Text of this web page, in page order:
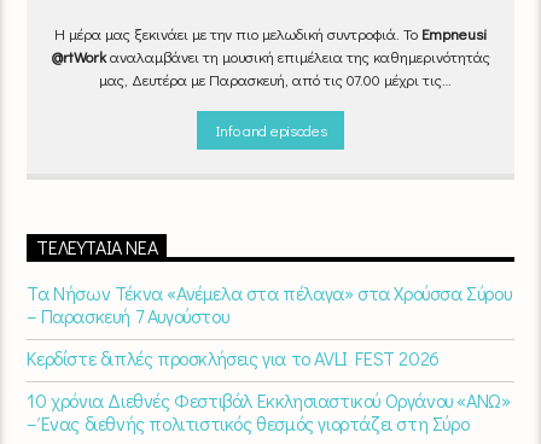
Η μέρα μας ξεκινάει με την πιο μελωδική συντροφιά. Το Empneusi
@rtWorkαναλαμβάνει τη μουσική επιμέλεια της καθημερινότητάς
μας, Δευτέρα με Παρασκευή, από τις 07.00 μέχρι τις
εναλλάσσονται αρμονικά, θυμίζοντάς μας πως δουλειά και
Καθημερινά(Δευτέρα-Παρασκευή)
Info and episodes
ΤΕΛΕΥΤΑΊΑ ΝΈΑ
Τα Νήσων Τέκνα «Ανέμελα στα πέλαγα» στα Χρούσσα Σύρου
– Παρασκευή 7 Αυγούστου
Κερδίστε διπλές προσκλήσεις για το AVLI FEST 2026
10 χρόνια Διεθνές Φεστιβάλ Εκκλησιαστικού Οργάνου «ΑΝΩ»
– Ένας διεθνής πολιτιστικός θεσμός γιορτάζει στη Σύρο​